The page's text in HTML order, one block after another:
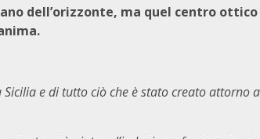
dell’orizzonte, ma quel centro
Sicilia e di tutto ciò che è stato creato attorno